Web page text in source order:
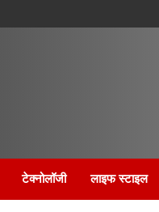
टेक्नोलॉजी लाइफ स्टाइल